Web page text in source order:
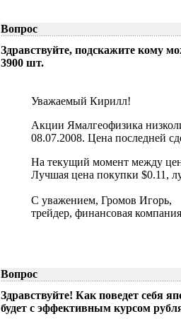
Вопрос
Здравствуйте, подскажите кому
3900 шт.
Уважаемый Кирилл!
Акции Ямалгеофизика
08.07.2008. Цена последней
На текущий момент между
Лучшая цена покупки $0.11,
С уважением, Громов Игорь,
трейдер, финансовая
Вопрос
Здравствуйте! Как поведет себя
будет с эффективным курсом